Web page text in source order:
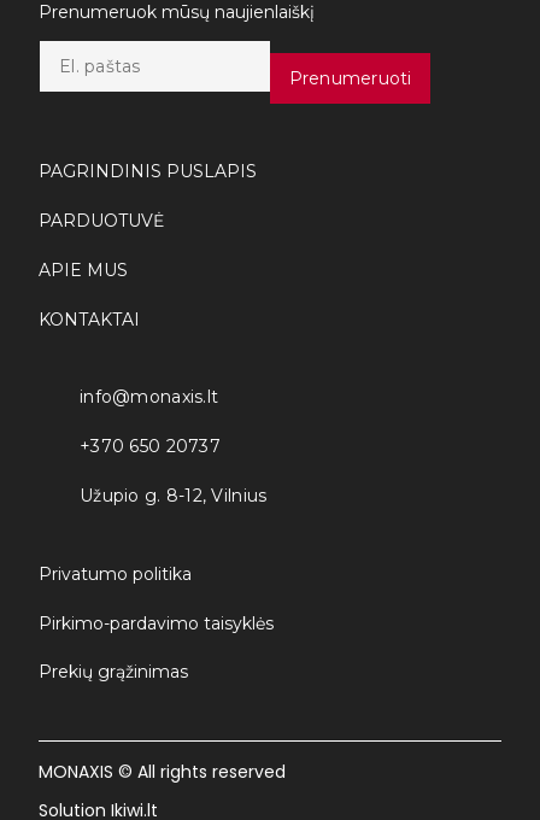
Prenumeruok mūsų naujienlaiškį
*
Prenumeruoti
PAGRINDINIS PUSLAPIS
PARDUOTUVĖ
APIE MUS
KONTAKTAI
info@monaxis.lt
+370 650 20737
Užupio g. 8-12, Vilnius
Privatumo politika
Pirkimo-pardavimo taisyklės
Prekių grąžinimas
MONAXIS © All rights reserved
Solution Ikiwi.lt